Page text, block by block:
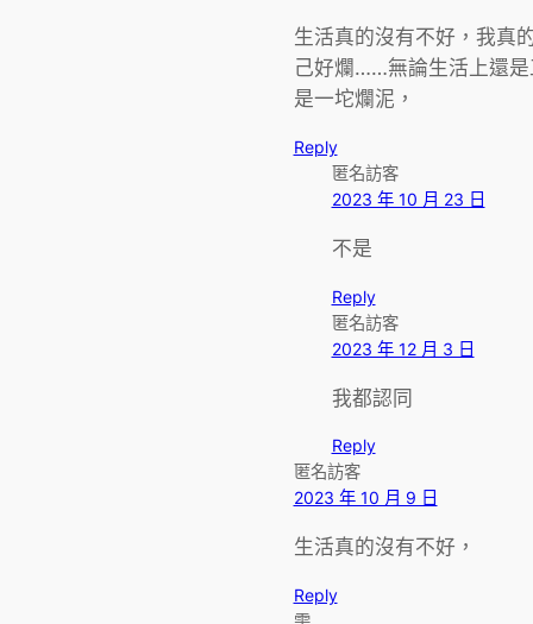
生活真的沒有不好，我真
己好爛……無論生活上還
是一坨爛泥，
Reply
匿名訪客
2023 年 10 月 23 日
不是
Reply
匿名訪客
2023 年 12 月 3 日
我都認同
Reply
匿名訪客
2023 年 10 月 9 日
生活真的沒有不好，
Reply